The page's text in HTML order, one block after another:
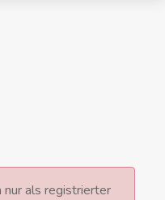
nur als registrierter